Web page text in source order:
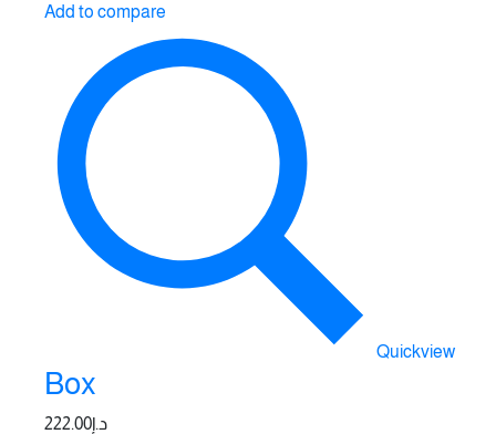
Add to compare
Quickview
Box
د.إ222.00